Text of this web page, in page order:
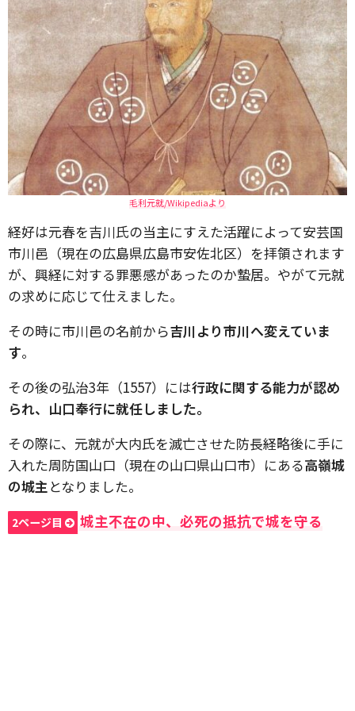
毛利元就/Wikipediaより
経好は元春を吉川氏の当主にすえた活躍によって安芸国
市川邑（現在の広島県広島市安佐北区）を拝領されます
が、興経に対する罪悪感があったのか蟄居。やがて元就
の求めに応じて仕えました。
その時に市川邑の名前から吉川より市川へ変えていま
す。
その後の弘治3年（1557）には行政に関する能力が認め
られ、山口奉行に就任しました。
その際に、元就が大内氏を滅亡させた防長経略後に手に
入れた周防国山口（現在の山口県山口市）にある高嶺城
の城主となりました。
2ページ目 城主不在の中、必死の抵抗で城を守る